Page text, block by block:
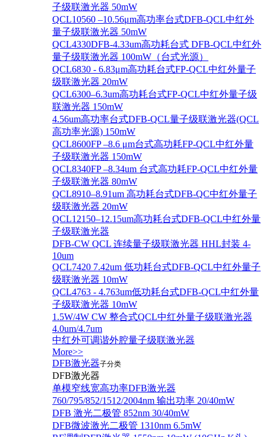
子级联激光器 50mW
QCL10560 –10.56μm高功率台式DFB-QCL中红外
量子级联激光器 50mW
QCL4330DFB-4.33um高功耗台式 DFB-QCL中红外
量子级联激光器 100mW（台式光源）
QCL6830 - 6.83μm高功耗台式FP-QCL中红外量子
级联激光器 20mW
QCL6300–6.3um高功耗台式FP-QCL中红外量子级
联激光器 150mW
4.56um高功率台式DFB-QCL量子级联激光器(QCL
高功率光源) 150mW
QCL8600FP –8.6 μm台式高功耗FP-QCL中红外量
子级联激光器 150mW
QCL8340FP –8.34um 台式高功耗FP-QCL中红外量
子级联激光器 80mW
QCL8910–8.91um 高功耗台式DFB-QC中红外量子
级联激光器 20mW
QCL12150–12.15um高功耗台式DFB-QCL中红外量
子级联激光器
DFB-CW QCL 连续量子级联激光器 HHL封装 4-
10um
QCL7420 7.42um 低功耗台式DFB-QCL中红外量子
级联激光器 10mW
QCL4763 - 4.763um低功耗台式DFB-QCL中红外量
子级联激光器 10mW
1.5W/4W CW 整合式QCL中红外量子级联激光器
4.0um/4.7um
中红外可调谐外腔量子级联激光器
More>>
DFB激光器子分类
DFB激光器
单模窄线宽高功率DFB激光器
760/795/852/1512/2004nm 输出功率 20/40mW
DFB 激光二极管 852nm 30/40mW
DFB微波激光二极管 1310nm 6.5mW